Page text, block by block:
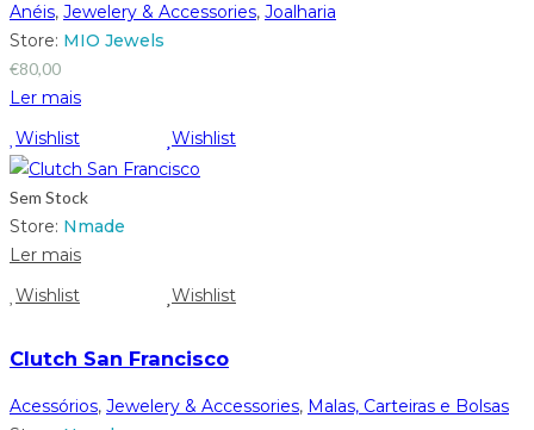
Anéis, Jewelery & Accessories, Joalharia
Store: MIO Jewels
€80,00
Ler mais
Wishlist
Wishlist
Sem Stock
Store: Nmade
Ler mais
Wishlist
Wishlist
Clutch San Francisco
Acessórios, Jewelery & Accessories, Malas, Carteiras e Bolsas